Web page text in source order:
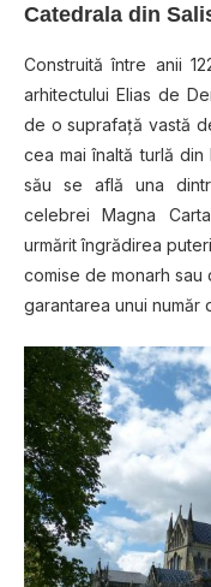
Catedrala din
Construită între anii
arhitectului Elias de
de o suprafaţă vastă
cea mai înaltă turlă din
său se află una
celebrei Magna
urmărit îngrădirea
comise de monarh
garantarea unui